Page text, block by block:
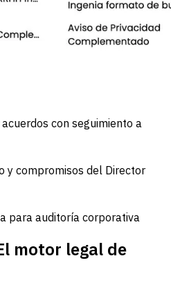
con seguimiento a
y compromisos del Director
para auditoría corporativa
motor legal de